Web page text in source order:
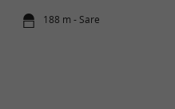
188 m - Sare